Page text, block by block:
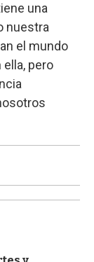
una
nuestra
el mundo
pero